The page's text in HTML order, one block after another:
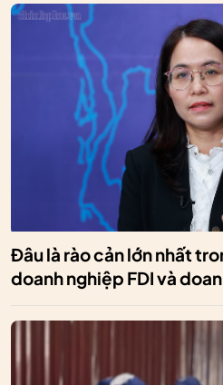
Đâu là rào cản lớn nhất
doanh nghiệp FDI và